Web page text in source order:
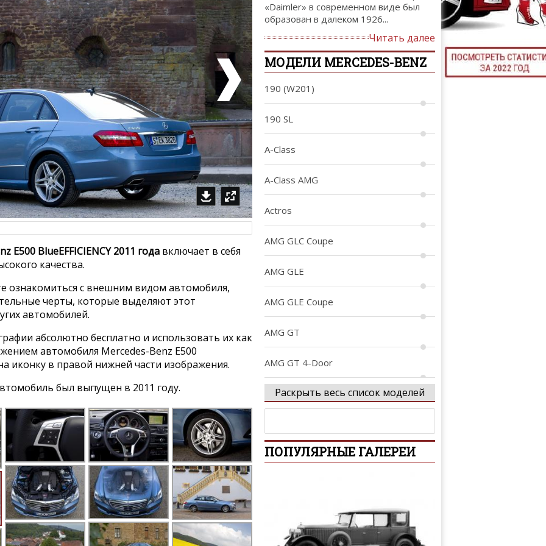
ТЮНИНГ
E500 BlueEFFICIENCY 2011 года включает в себя
качества.
ознакомиться с внешним видом автомобиля,
черты, которые выделяют этот
автомобилей.
абсолютно бесплатно и использовать их как
автомобиля Mercedes-Benz E500
иконку в правой нижней части изображения.
был выпущен в 2011 году.
«Daimler» в современном виде был
образован в далеком 1926...
Читать далее
МОДЕЛИ MERCEDES-BENZ
190 (W201)
190 SL
A-Class
A-Class AMG
Actros
AMG GLC Coupe
AMG GLE
AMG GLE Coupe
AMG GT
AMG GT 4-Door
AMG Project ONE
B-Class
Раскрыть весь список моделей
ПОПУЛЯРНЫЕ ГАЛЕРЕИ